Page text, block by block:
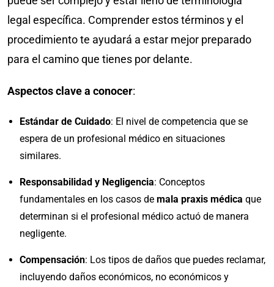
legal específica. Comprender estos términos y el
procedimiento te ayudará a estar mejor preparado
para el camino que tienes por delante.
Aspectos clave a conocer:
Estándar de Cuidado: El nivel de competencia que se
espera de un profesional médico en situaciones
similares.
Responsabilidad y Negligencia: Conceptos
fundamentales en los casos de mala praxis médica que
determinan si el profesional médico actuó de manera
negligente.
Compensación: Los tipos de daños que puedes reclamar,
incluyendo daños económicos, no económicos y